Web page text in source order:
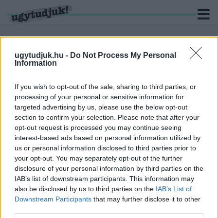
ugytudjuk.hu - Do Not Process My Personal
Information
If you wish to opt-out of the sale, sharing to third parties, or
processing of your personal or sensitive information for
targeted advertising by us, please use the below opt-out
section to confirm your selection. Please note that after your
opt-out request is processed you may continue seeing
interest-based ads based on personal information utilized by
us or personal information disclosed to third parties prior to
your opt-out. You may separately opt-out of the further
disclosure of your personal information by third parties on the
IAB’s list of downstream participants. This information may
also be disclosed by us to third parties on the IAB’s List of
Downstream Participants that may further disclose it to other
5 hír találató a(z) "Milák Kristóf" cimkével ellátva.
MILÁK KRISTÓF ARANYÉRMES 100 MÉTER
PILLANGÓN
2022. június. 24. 18:52
Második vb-aranya ez a klasszisnak.
MILÁK KRISTÓF EURÓPA-CSÚCCSAL
EZÜSTÉRMES 100 MÉTER PILLANGÓN
2021. július. 31. 07:31
Egy hajszállal maradt le a győztes Caeleb Dresseltől.